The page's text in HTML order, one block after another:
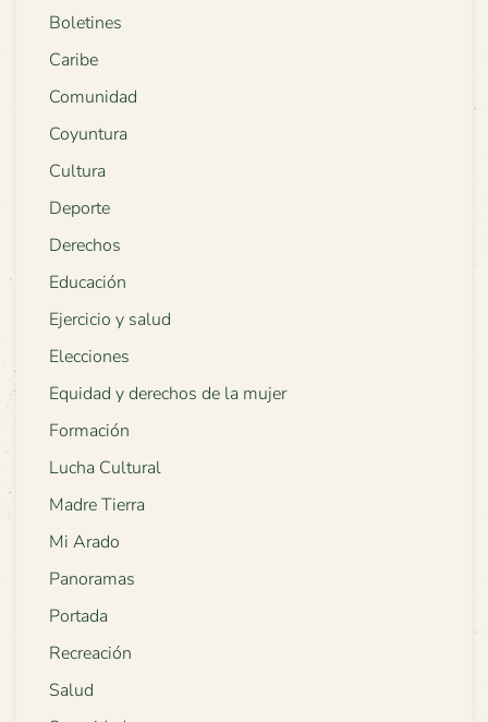
Boletines
Caribe
Comunidad
Coyuntura
Cultura
Deporte
Derechos
Educación
Ejercicio y salud
Elecciones
Equidad y derechos de la mujer
Formación
Lucha Cultural
Madre Tierra
Mi Arado
Panoramas
Portada
Recreación
Salud